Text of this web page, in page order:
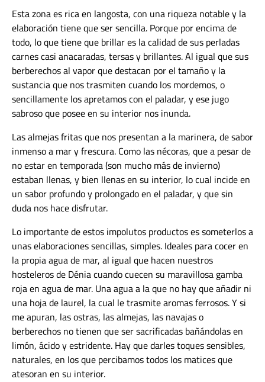
Esta zona es rica en langosta, con una riqueza notable y la
elaboración tiene que ser sencilla. Porque por encima de
todo, lo que tiene que brillar es la calidad de sus perladas
carnes casi anacaradas, tersas y brillantes. Al igual que sus
berberechos al vapor que destacan por el tamaño y la
sustancia que nos trasmiten cuando los mordemos, o
sencillamente los apretamos con el paladar, y ese jugo
sabroso que posee en su interior nos inunda.
Las almejas fritas que nos presentan a la marinera, de sabor
inmenso a mar y frescura. Como las nécoras, que a pesar de
no estar en temporada (son mucho más de invierno)
estaban llenas, y bien llenas en su interior, lo cual incide en
un sabor profundo y prolongado en el paladar, y que sin
duda nos hace disfrutar.
Lo importante de estos impolutos productos es someterlos a
unas elaboraciones sencillas, simples. Ideales para cocer en
la propia agua de mar, al igual que hacen nuestros
hosteleros de Dénia cuando cuecen su maravillosa gamba
roja en agua de mar. Una agua a la que no hay que añadir ni
una hoja de laurel, la cual le trasmite aromas ferrosos. Y si
me apuran, las ostras, las almejas, las navajas o
berberechos no tienen que ser sacrificadas bañándolas en
limón, ácido y estridente. Hay que darles toques sensibles,
naturales, en los que percibamos todos los matices que
atesoran en su interior.